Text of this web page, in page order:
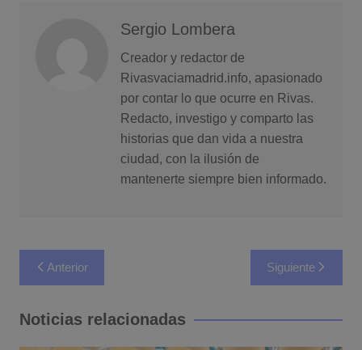
Sergio Lombera
Creador y redactor de
Rivasvaciamadrid.info, apasionado
por contar lo que ocurre en Rivas.
Redacto, investigo y comparto las
historias que dan vida a nuestra
ciudad, con la ilusión de
mantenerte siempre bien informado.
Navegación
de
entradas
Anterior Siguiente
Noticias relacionadas